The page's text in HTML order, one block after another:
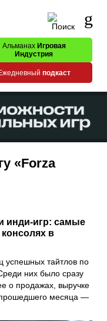
Альманах Игровая
Индустрия
подкаст
«Forza
инди-игр: самые
в
успешных тайтлов по
них было сразу
о продажах, выручке
прошедшего месяца —